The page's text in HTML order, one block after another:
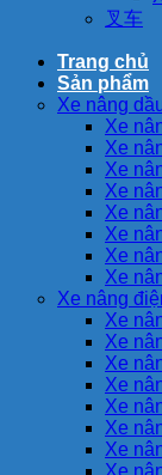
叉车
Trang chủ
Sản phẩm
Xe nâng
Xe
Xe
Xe
Xe
Xe
Xe
Xe
Xe
Xe nâng
Xe
Xe
Xe
Xe
Xe
Xe
Xe
Xe